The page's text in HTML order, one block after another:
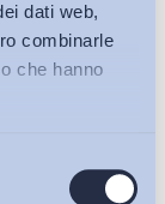
dati web,
combinarle
che hanno